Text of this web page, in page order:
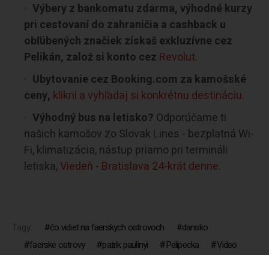
Výbery z bankomatu zdarma, výhodné kurzy
pri cestovaní do zahraničia a cashback u
obľúbených značiek získaš exkluzívne cez
Pelikán, založ si konto cez Revolut.
Ubytovanie cez Booking.com za kamošské
ceny, klikni a vyhľadaj si konkrétnu destináciu.
Výhodný bus na letisko? Odporúčame ti
našich kamošov zo Slovak Lines - bezplatná Wi-
Fi, klimatizácia, nástup priamo pri termináli
letiska,Viedeň - Bratislava 24-krát denne.
Tagy: čo vidiet na faerskych ostrovoch
dansko
faerske ostrovy
patrik paulinyi Pelipecka
Video